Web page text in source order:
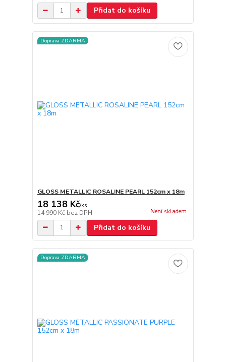
Přidat do košíku
Doprava ZDARMA
GLOSS METALLIC ROSALINE PEARL 152cm x 18m
18 138 Kč/ks
14 990 Kč bez DPH Není skladem
Přidat do košíku
Doprava ZDARMA